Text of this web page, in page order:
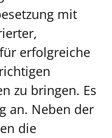
mit
erfolgreiche
zu bringen. Es
an. Neben der
die